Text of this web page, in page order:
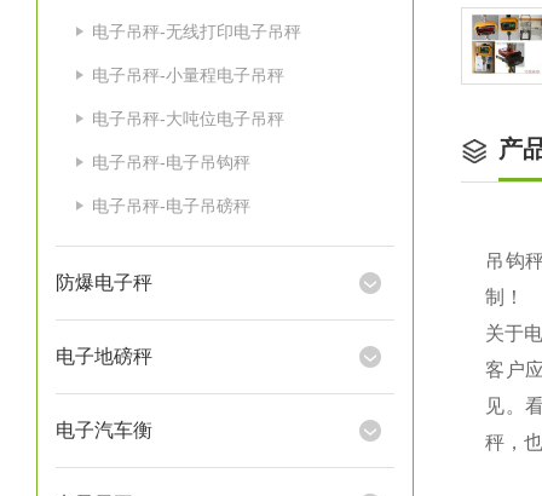
电子吊秤-无线打印电子吊秤
电子吊秤-小量程电子吊秤
电子吊秤-大吨位电子吊秤
电子吊秤-电子吊钩秤
电子吊秤-电子吊磅秤
防爆电子秤
电子地磅秤
电子汽车衡
产
吊钩
制！
关于
客户
见。
秤，